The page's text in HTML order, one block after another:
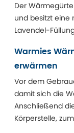
Der
und besitzt eine
Lavendel-
Warmies
erwärmen
Vor dem
damit sich die
Anschließend
Körperstelle,